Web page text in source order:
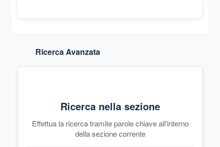
Ricerca Avanzata
Ricerca nella sezione
Effettua la ricerca tramite parole chiave all'interno
della sezione corrente